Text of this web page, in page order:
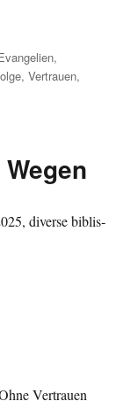
,
,Vertrauen,
diverse bib­lis­
Ver­trauen